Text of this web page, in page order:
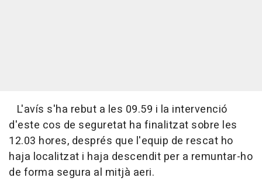
L'avís s'ha rebut a les 09.59 i la intervenció
d'este cos de seguretat ha finalitzat sobre les
12.03 hores, després que l'equip de rescat ho
haja localitzat i haja descendit per a remuntar-ho
de forma segura al mitjà aeri.